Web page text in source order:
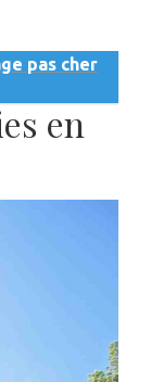
pas cher
en